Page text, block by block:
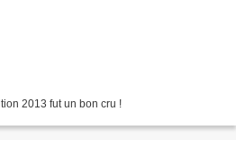
2013 fut un bon cru !